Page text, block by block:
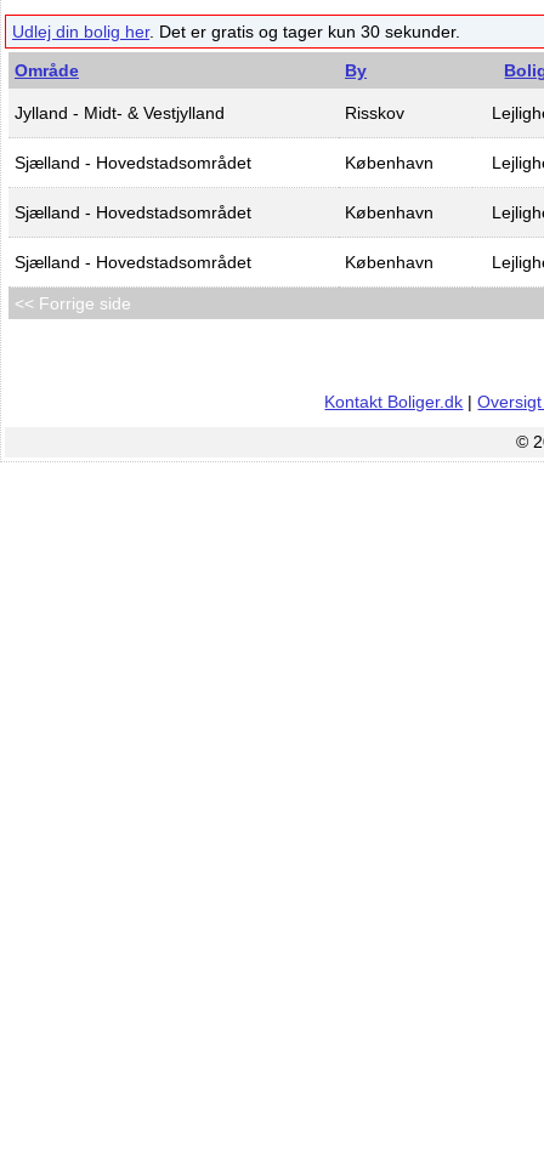
Udlej din bolig her. Det er gratis og tager kun 30 sekunder.
Område
By
Jylland - Midt- & Vestjylland Risskov
Sjælland - Hovedstadsområdet København
Sjælland - Hovedstadsområdet København
Sjælland - Hovedstadsområdet København
<< Forrige side
Kontakt Boliger.dk |
©